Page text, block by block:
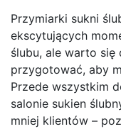
Przymiarki sukni
ekscytujących
ślubu, ale warto
przygotować, aby
Przede wszystkim
salonie sukien
mniej klientów –